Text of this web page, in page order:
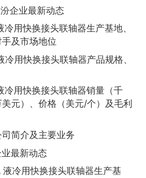
企业最新动态
用快换接头联轴器生产基地、
及市场地位
用快换接头联轴器产品规格、
用快换接头联轴器销量（千
元）、价格（美元/个）及毛利
简介及主要业务
最新动态
冷用快换接头联轴器生产基